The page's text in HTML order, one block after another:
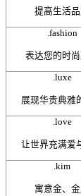
提高生活
.fashion
表达您的时
.luxe
展现华贵典雅
.love
让世界充满爱
.kim
寓意金、